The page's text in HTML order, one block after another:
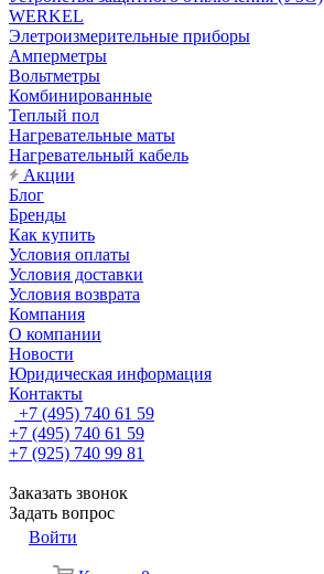
WERKEL
Элетроизмерительные приборы
Амперметры
Вольтметры
Комбинированные
Теплый пол
Нагревательные маты
Нагревательный кабель
Акции
Блог
Бренды
Как купить
Условия оплаты
Условия доставки
Условия возврата
Компания
О компании
Новости
Юридическая информация
Контакты
+7 (495) 740 61 59
+7 (495) 740 61 59
+7 (925) 740 99 81
Заказать звонок
Задать вопрос
Войти